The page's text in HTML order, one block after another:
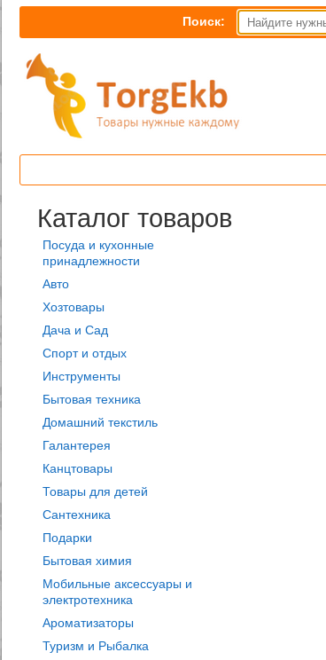
Поиск:
Каталог товаров
Посуда и кухонные
принадлежности
Авто
Хозтовары
Дача и Сад
Спорт и отдых
Инструменты
Бытовая техника
Домашний текстиль
Галантерея
Канцтовары
Товары для детей
Сантехника
Подарки
Бытовая химия
Мобильные аксессуары и
электротехника
Ароматизаторы
Туризм и Рыбалка